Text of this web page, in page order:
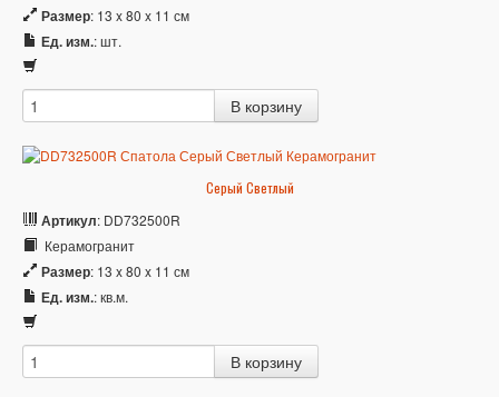
Размер: 13 x 80 x 11 см
Ед. изм.: шт.
Серый Светлый
Артикул: DD732500R
Керамогранит
Размер: 13 x 80 x 11 см
Ед. изм.: кв.м.